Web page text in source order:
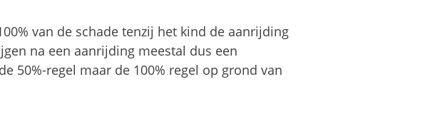
van de schade tenzij het kind de aanrijding
na een aanrijding meestal dus een
50%-regel maar de 100% regel op grond van